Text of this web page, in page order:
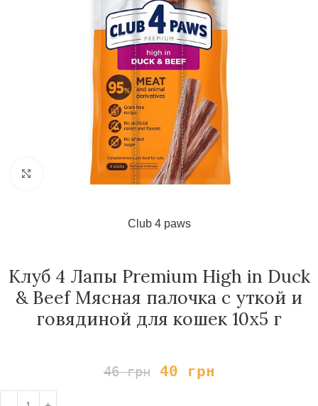
Нажмите, чтобы увеличить
Club 4 paws
Клуб 4 Лапы Premium High in Duck
& Beef Мясная палочка с уткой и
говядиной для кошек 10х5 г
46грн 40 грн